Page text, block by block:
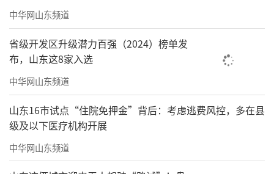
中华网山东频道
省级开发区升级潜力百强（2024）榜单发
布，山东这8家入选
中华网山东频道
山东16市试点“住院免押金”背后：考虑逃费风控，多在县
级及以下医疗机构开展
中华网山东频道